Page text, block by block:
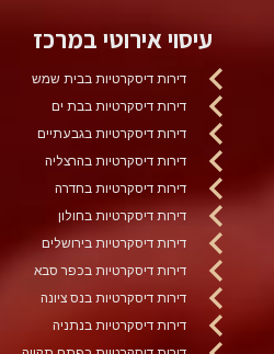
עיסוי אירוטי במרכז
דירות דיסקרטיות בבית שמש
דירות דיסקרטיות בבת ים
דירות דיסקרטיות בגבעתיים
דירות דיסקרטיות בהרצליה
דירות דיסקרטיות בחדרה
דירות דיסקרטיות בחולון
דירות דיסקרטיות בירושלים
דירות דיסקרטיות בכפר סבא
דירות דיסקרטיות בנס ציונה
דירות דיסקרטיות בנתניה